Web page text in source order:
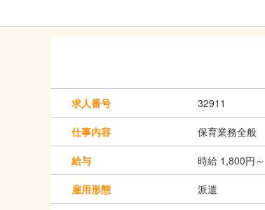
求人番号 32911
仕事内容 保育業務全般
給与 時給 1,800円～
雇用形態 派遣